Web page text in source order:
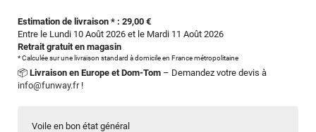
Voile en bon état général
Estimation de livraison * : 29,00 €
Entre le Lundi 10 Août 2026 et le Mardi 11 Août 2026
Retrait gratuit en magasin
* Calculée sur une livraison standard à domicile en France métropolitaine
📦 Livraison en Europe et Dom-Tom – Demandez votre devis à
info@funway.fr!